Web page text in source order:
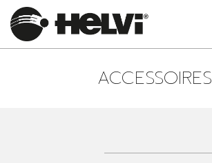
ACCESSOIRES